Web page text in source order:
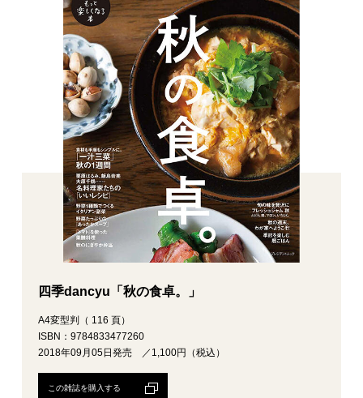
四季dancyu「秋の食卓。」
A4変型判（ 116 頁）
ISBN：9784833477260
2018年09月05日発売 ／1,100円（税込）
この雑誌を購入する